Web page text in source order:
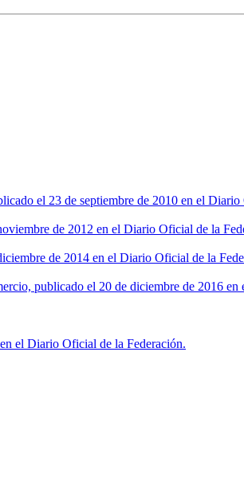
el 23 de septiembre de 2010 en el
de 2012 en el Diario Oficial de la
de 2014 en el Diario Oficial de la
publicado el 20 de diciembre de 2016
el Diario Oficial de la Federación.